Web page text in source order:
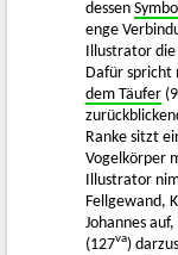
dessen Symbol
enge
Illustrator die
Dafür spricht
dem Täufer
Ranke sitzt
Vogelkörper
Illustrator
Fellgewand,
Johannes
(127va)